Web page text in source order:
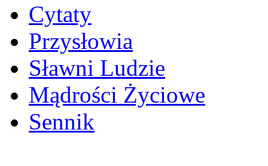
Cytaty
Przysłowia
Sławni Ludzie
Mądrości Życiowe
Sennik